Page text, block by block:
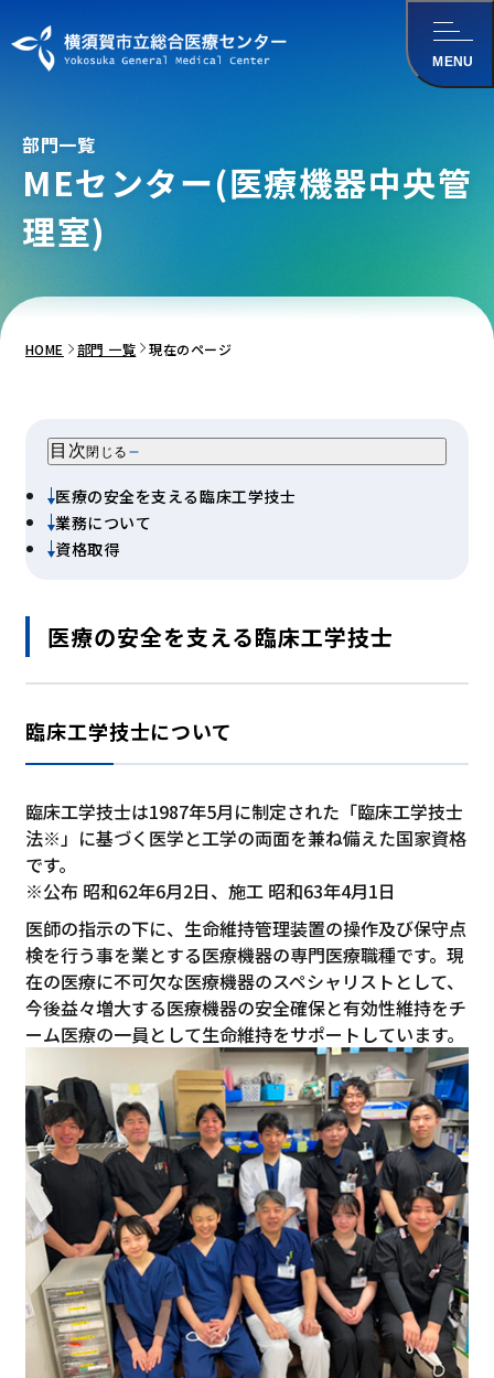
にスキップ
MENU
部門一覧
MEセンター(医療機器中央管
理室)
HOME 部門 一覧 現在のページ
目次閉じる
医療の安全を支える臨床工学技士
業務について
資格取得
医療の安全を支える臨床工学技士
臨床工学技士について
臨床工学技士は1987年5月に制定された「臨床工学技士
法※」に基づく医学と工学の両面を兼ね備えた国家資格
です。
※公布 昭和62年6月2日、施工 昭和63年4月1日
医師の指示の下に、生命維持管理装置の操作及び保守点
検を行う事を業とする医療機器の専門医療職種です。現
在の医療に不可欠な医療機器のスペシャリストとして、
今後益々増大する医療機器の安全確保と有効性維持をチ
ーム医療の一員として生命維持をサポートしています。